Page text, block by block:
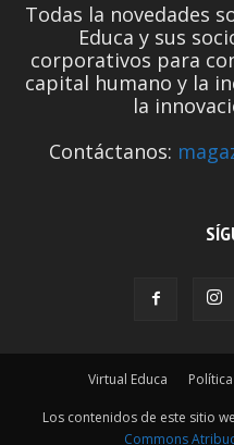
Todas la novedades
Educa y sus
corporativos para
capital humano y la
la
Contáctanos:
Virtual Educa
Los contenidos de este sitio
Commons